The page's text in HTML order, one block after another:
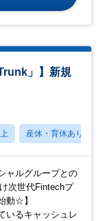
」】新規
産休・育休あり
ャルグループとの
次世代Fintechプ
動☆】
いるキャッシュレ